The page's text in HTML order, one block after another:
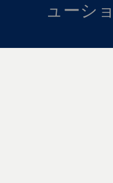
ューシ